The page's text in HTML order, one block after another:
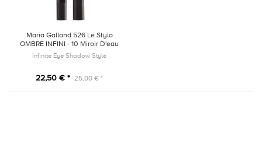
Maria Galland 526 Le Stylo
OMBRE INFINI - 10 Miroir D'eau
Infinite Eye Shadow Style
22,50 € * 25,00 € *